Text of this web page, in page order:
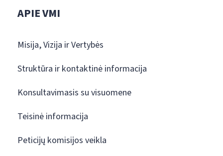
APIE VMI
Misija, Vizija ir Vertybės
Struktūra ir kontaktinė informacija
Konsultavimasis su visuomene
Teisinė informacija
Peticijų komisijos veikla